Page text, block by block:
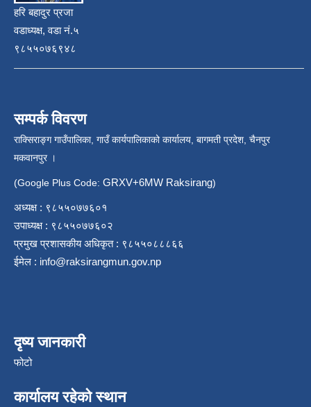
हरि बहादुर प्रजा
वडाध्यक्ष, वडा नं.५
९८५५०७६९४८
सम्पर्क विवरण
राक्सिराङ्ग गाउँपालिका, गाउँ कार्यपालिकाको कार्यालय, बागमती प्रदेश, चैनपुर
मकवानपुर ।
(Google Plus Code: GRXV+6MW Raksirang)
अध्यक्ष : ९८५५०७७६०१
उपाध्यक्ष : ९८५५०७७६०२
प्रमुख प्रशासकीय अधिकृत : ९८५५०८८८६६
ईमेल : info@raksirangmun.gov.np
दृष्य जानकारी
फोटो
कार्यालय रहेको स्थान